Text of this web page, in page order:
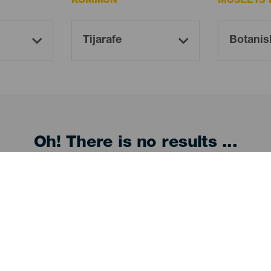
Oh! There is no results ...